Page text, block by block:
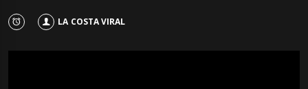
LA COSTA VIRAL